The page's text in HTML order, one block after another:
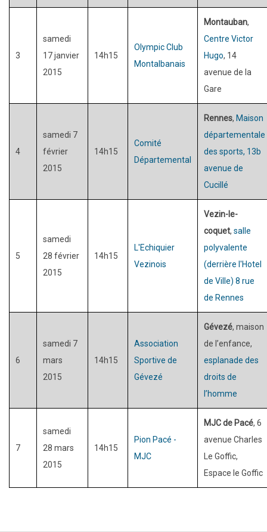
3
samedi
17 janvier
2015
14h15
Olympic Club
Montalbanais
Montauban,
Centre Victor
Hugo, 14
avenue de la
Gare
4
samedi 7
février
2015
14h15
Comité
Départemental
Rennes, Maison
départementale
des sports, 13b
avenue de
Cucillé
5
samedi
28 février
2015
14h15
L'Echiquier
Vezinois
Vezin-le-
coquet, salle
polyvalente
(derrière l'Hotel
de Ville) 8 rue
de Rennes
6
samedi 7
mars
2015
14h15
Association
Sportive de
Gévezé
Gévezé, maison
de l’enfance,
esplanade des
droits de
l’homme
7
samedi
28 mars
2015
14h15
Pion Pacé -
MJC
MJC de Pacé, 6
avenue Charles
Le Goffic,
Espace le Goffic